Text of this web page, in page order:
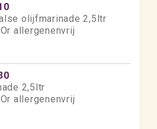
olijfmarinade 2,5ltr
allergenenvrij
2,5ltr
allergenenvrij